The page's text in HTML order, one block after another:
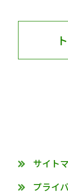
サイト
プライ